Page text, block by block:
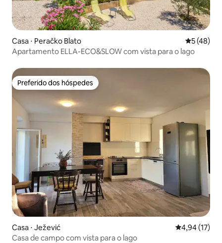
Casa ⋅ Peračko Blato 5 de uma
5 (48)
Apartamento ELLA-ECO&SLOW com vista para o lago
Preferido dos hóspedes
Preferido dos hóspedes
Casa ⋅ Ježević 4,94 de uma
4,94 (17)
Casa de campo com vista para o lago